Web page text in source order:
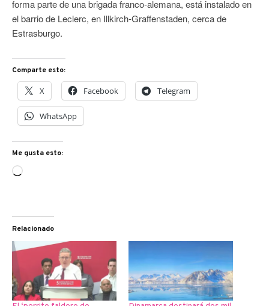
forma parte de una brigada franco-alemana, está instalado en
el barrio de Leclerc, en Illkirch-Graffenstaden, cerca de
Estrasburgo.
Comparte esto:
X Facebook Telegram
WhatsApp
Me gusta esto:
Cargando...
Relacionado